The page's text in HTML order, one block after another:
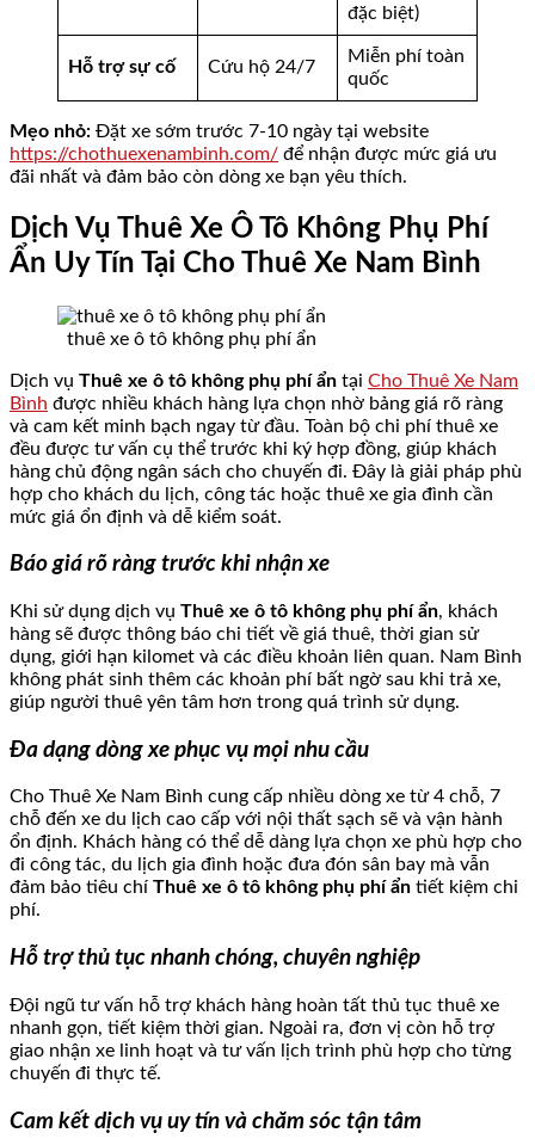
đặc biệt)
Hỗ trợ sự cố Cứu hộ 24/7
Miễn phí toàn
quốc
Mẹo nhỏ: Đặt xe sớm trước 7-10 ngày tại website
https://chothuexenambinh.com/ để nhận được mức giá ưu
đãi nhất và đảm bảo còn dòng xe bạn yêu thích.
Dịch Vụ Thuê Xe Ô Tô Không Phụ Phí
Ẩn Uy Tín Tại Cho Thuê Xe Nam Bình
thuê xe ô tô không phụ phí ẩn
Dịch vụ Thuê xe ô tô không phụ phí ẩn tại Cho Thuê Xe Nam
Bình được nhiều khách hàng lựa chọn nhờ bảng giá rõ ràng
và cam kết minh bạch ngay từ đầu. Toàn bộ chi phí thuê xe
đều được tư vấn cụ thể trước khi ký hợp đồng, giúp khách
hàng chủ động ngân sách cho chuyến đi. Đây là giải pháp phù
hợp cho khách du lịch, công tác hoặc thuê xe gia đình cần
mức giá ổn định và dễ kiểm soát.
Báo giá rõ ràng trước khi nhận xe
Khi sử dụng dịch vụ Thuê xe ô tô không phụ phí ẩn, khách
hàng sẽ được thông báo chi tiết về giá thuê, thời gian sử
dụng, giới hạn kilomet và các điều khoản liên quan. Nam Bình
không phát sinh thêm các khoản phí bất ngờ sau khi trả xe,
giúp người thuê yên tâm hơn trong quá trình sử dụng.
Đa dạng dòng xe phục vụ mọi nhu cầu
Cho Thuê Xe Nam Bình cung cấp nhiều dòng xe từ 4 chỗ, 7
chỗ đến xe du lịch cao cấp với nội thất sạch sẽ và vận hành
ổn định. Khách hàng có thể dễ dàng lựa chọn xe phù hợp cho
đi công tác, du lịch gia đình hoặc đưa đón sân bay mà vẫn
đảm bảo tiêu chí Thuê xe ô tô không phụ phí ẩn tiết kiệm chi
phí.
Hỗ trợ thủ tục nhanh chóng, chuyên nghiệp
Đội ngũ tư vấn hỗ trợ khách hàng hoàn tất thủ tục thuê xe
nhanh gọn, tiết kiệm thời gian. Ngoài ra, đơn vị còn hỗ trợ
giao nhận xe linh hoạt và tư vấn lịch trình phù hợp cho từng
chuyến đi thực tế.
Cam kết dịch vụ uy tín và chăm sóc tận tâm